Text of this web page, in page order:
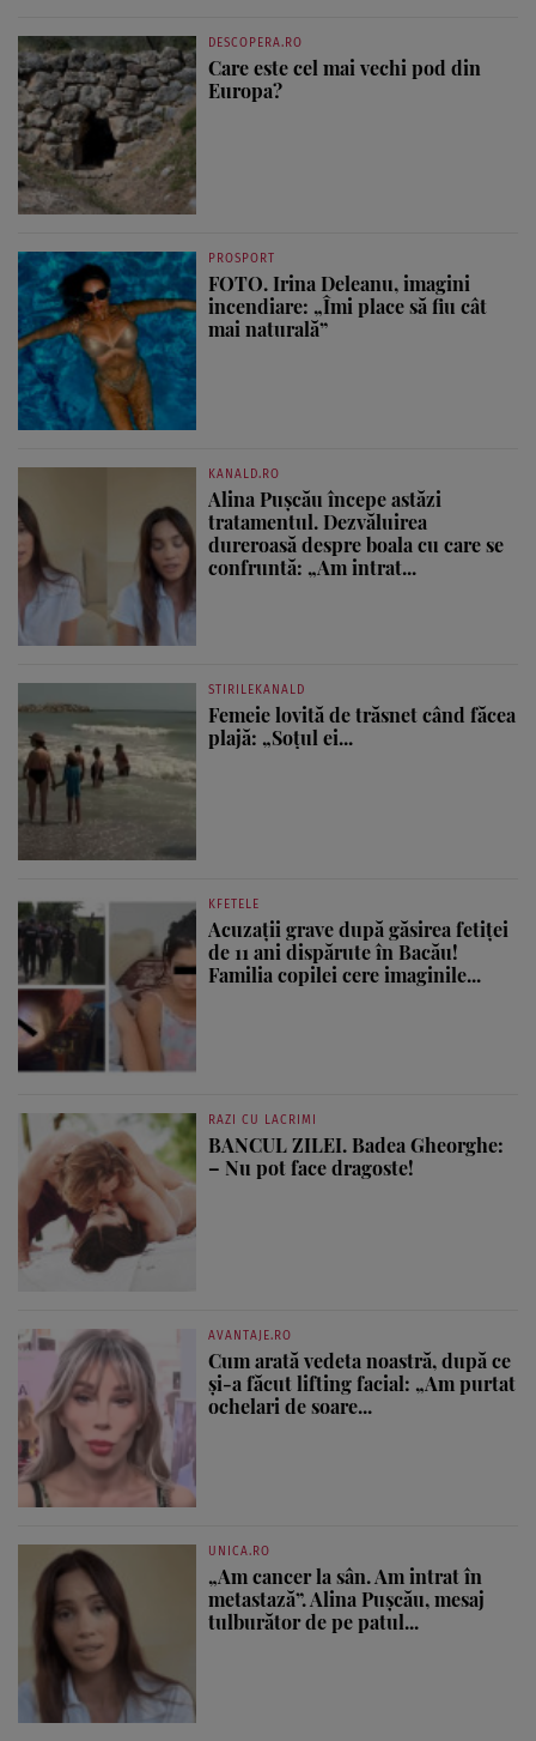
DESCOPERA.RO
Care este cel mai vechi pod din
Europa?
PROSPORT
FOTO. Irina Deleanu, imagini
incendiare: „Îmi place să fiu cât
mai naturală”
KANALD.RO
Alina Pușcău începe astăzi
tratamentul. Dezvăluirea
dureroasă despre boala cu care se
confruntă: „Am intrat...
STIRILEKANALD
Femeie lovită de trăsnet când făcea
plajă: „Soțul ei...
KFETELE
Acuzații grave după găsirea fetiței
de 11 ani dispărute în Bacău!
Familia copilei cere imaginile...
RAZI CU LACRIMI
BANCUL ZILEI. Badea Gheorghe:
– Nu pot face dragoste!
AVANTAJE.RO
Cum arată vedeta noastră, după ce
și-a făcut lifting facial: „Am purtat
ochelari de soare...
UNICA.RO
„Am cancer la sân. Am intrat în
metastază”. Alina Pușcău, mesaj
tulburător de pe patul...